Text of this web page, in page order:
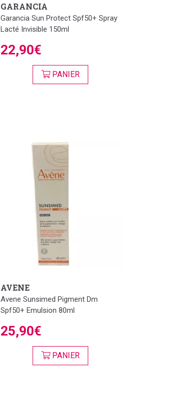
GARANCIA
Garancia Sun Protect Spf50+ Spray
Lacté Invisible 150ml
22,90€
PANIER
AVENE
Avene Sunsimed Pigment Dm
Spf50+ Emulsion 80ml
25,90€
PANIER